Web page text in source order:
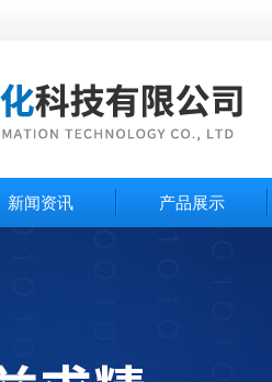
新闻资讯 产品展示